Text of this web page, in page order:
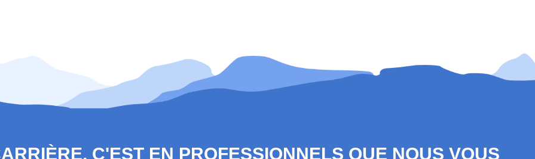
C'EST EN PROFESSIONNELS QUE NOUS VOUS